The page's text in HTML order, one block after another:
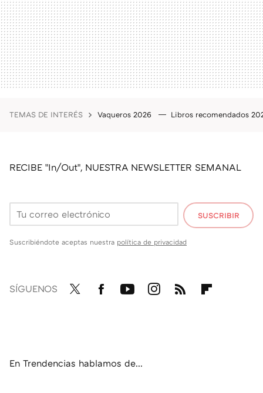
TEMAS DE INTERÉS Vaqueros 2026 Libros recomendados
RECIBE "In/Out", NUESTRA NEWSLETTER SEMANAL
SUSCRIBIR
Suscribiéndote aceptas nuestra política de privacidad
SÍGUENOS
En Trendencias hablamos de...